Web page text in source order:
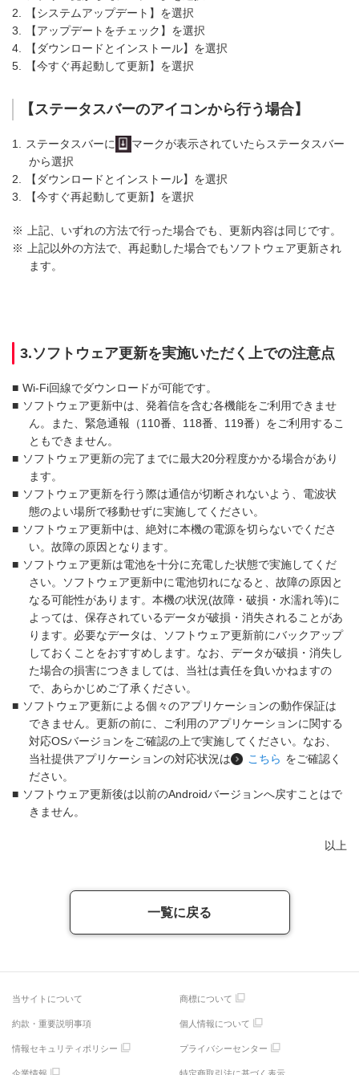
2.
【システムアップデート】を選択
3.
【アップデートをチェック】を選択
4.
【ダウンロードとインストール】を選択
5.
【今すぐ再起動して更新】を選択
【ステータスバーのアイコンから行う場合】
1. ステータスバーに
マークが表示されていたらステータスバー
から選択
2.
【ダウンロードとインストール】を選択
3.
【今すぐ再起動して更新】を選択
※
上記、いずれの方法で行った場合でも、更新内容は同じです。
※
上記以外の方法で、再起動した場合でもソフトウェア更新され
ます。
3.ソフトウェア更新を実施いただく上での注意点
■ Wi-Fi回線でダウンロードが可能です。
■ ソフトウェア更新中は、発着信を含む各機能をご利用できませ
ん。また、緊急通報（110番、118番、119番）をご利用するこ
ともできません。
■ ソフトウェア更新の完了までに最大20分程度かかる場合があり
ます。
■ ソフトウェア更新を行う際は通信が切断されないよう、電波状
態のよい場所で移動せずに実施してください。
■ ソフトウェア更新中は、絶対に本機の電源を切らないでくださ
い。故障の原因となります。
■ ソフトウェア更新は電池を十分に充電した状態で実施してくだ
さい。ソフトウェア更新中に電池切れになると、故障の原因と
なる可能性があります。本機の状況(故障・破損・水濡れ等)に
よっては、保存されているデータが破損・消失されることがあ
ります。必要なデータは、ソフトウェア更新前にバックアップ
しておくことをおすすめします。なお、データが破損・消失し
た場合の損害につきましては、当社は責任を負いかねますの
で、あらかじめご了承ください。
■ ソフトウェア更新による個々のアプリケーションの動作保証は
できません。更新の前に、ご利用のアプリケーションに関する
対応OSバージョンをご確認の上で実施してください。なお、
当社提供アプリケーションの対応状況は
こちら をご確認く
ださい。
■ ソフトウェア更新後は以前のAndroidバージョンへ戻すことはで
きません。
以上
一覧に戻る
当サイトについて 商標について
約款・重要説明事項 個人情報について
情報セキュリティポリシー プライバシーセンター